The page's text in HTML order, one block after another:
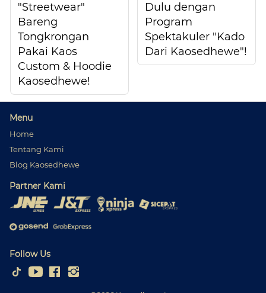
"Streetwear"
Bareng
Tongkrongan
Pakai Kaos
Custom & Hoodie
Kaosedhewe!
Dulu dengan
Program
Spektakuler "Kado
Dari Kaosedhewe"!
Menu
Home
Tentang Kami
Blog Kaosedhewe
Partner Kami
Follow Us